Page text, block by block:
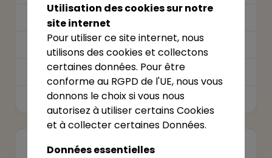
Jeudi
Vendredi 06:30–22:00
Samedi
Dimanche
VOTRE ÉTABLISSEMENT ?
Utilisation des cookies sur notre
site internet
Pour utiliser ce site internet, nous
utilisons des cookies et collectons
certaines données. Pour être
conforme au RGPD de l'UE, nous vous
donnons le choix si vous nous
autorisez à utiliser certains Cookies
et à collecter certaines Données.
Données essentielles